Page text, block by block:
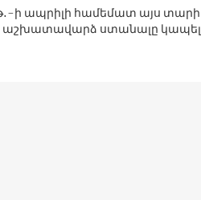
ի ապրիլի համեմատ այս տարի
աշխատավարձ ստանալը կապել